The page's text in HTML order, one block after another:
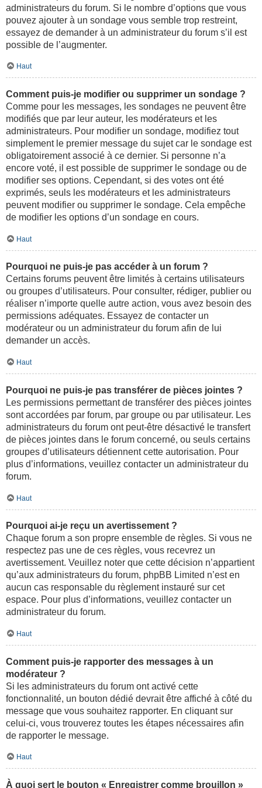
administrateurs du forum. Si le nombre d’options que vous
pouvez ajouter à un sondage vous semble trop restreint,
essayez de demander à un administrateur du forum s’il est
possible de l’augmenter.
Haut
Comment puis-je modifier ou supprimer un sondage ?
Comme pour les messages, les sondages ne peuvent être
modifiés que par leur auteur, les modérateurs et les
administrateurs. Pour modifier un sondage, modifiez tout
simplement le premier message du sujet car le sondage est
obligatoirement associé à ce dernier. Si personne n’a
encore voté, il est possible de supprimer le sondage ou de
modifier ses options. Cependant, si des votes ont été
exprimés, seuls les modérateurs et les administrateurs
peuvent modifier ou supprimer le sondage. Cela empêche
de modifier les options d’un sondage en cours.
Haut
Pourquoi ne puis-je pas accéder à un forum ?
Certains forums peuvent être limités à certains utilisateurs
ou groupes d’utilisateurs. Pour consulter, rédiger, publier ou
réaliser n’importe quelle autre action, vous avez besoin des
permissions adéquates. Essayez de contacter un
modérateur ou un administrateur du forum afin de lui
demander un accès.
Haut
Pourquoi ne puis-je pas transférer de pièces jointes ?
Les permissions permettant de transférer des pièces jointes
sont accordées par forum, par groupe ou par utilisateur. Les
administrateurs du forum ont peut-être désactivé le transfert
de pièces jointes dans le forum concerné, ou seuls certains
groupes d’utilisateurs détiennent cette autorisation. Pour
plus d’informations, veuillez contacter un administrateur du
forum.
Haut
Pourquoi ai-je reçu un avertissement ?
Chaque forum a son propre ensemble de règles. Si vous ne
respectez pas une de ces règles, vous recevrez un
avertissement. Veuillez noter que cette décision n’appartient
qu’aux administrateurs du forum, phpBB Limited n’est en
aucun cas responsable du règlement instauré sur cet
espace. Pour plus d’informations, veuillez contacter un
administrateur du forum.
Haut
Comment puis-je rapporter des messages à un
modérateur ?
Si les administrateurs du forum ont activé cette
fonctionnalité, un bouton dédié devrait être affiché à côté du
message que vous souhaitez rapporter. En cliquant sur
celui-ci, vous trouverez toutes les étapes nécessaires afin
de rapporter le message.
Haut
À quoi sert le bouton « Enregistrer comme brouillon »